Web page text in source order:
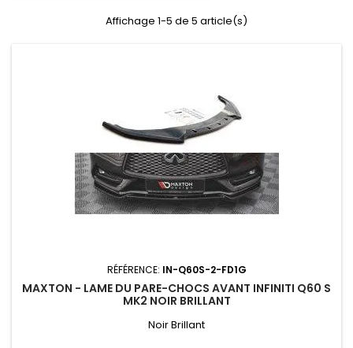
Affichage 1-5 de 5 article(s)
RÉFÉRENCE: IN-Q60S-2-FD1G
MAXTON - LAME DU PARE-CHOCS AVANT INFINITI Q60 S
MK2 NOIR BRILLANT
Noir Brillant